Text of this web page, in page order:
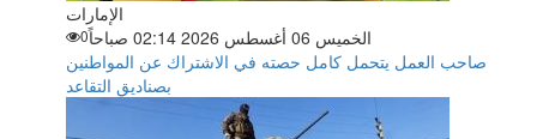
الإمارات
الخميس 06 أغسطس 2026 02:14 صباحاً
0
صاحب العمل يتحمل كامل حصته في الاشتراك عن المواطنين
بصناديق التقاعد